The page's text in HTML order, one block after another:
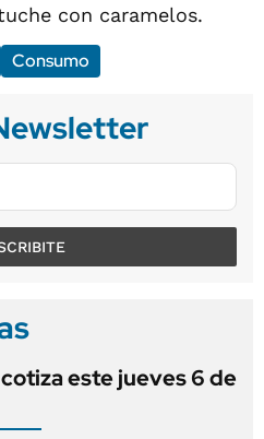
con caramelos.
Consumo
este jueves 6 de